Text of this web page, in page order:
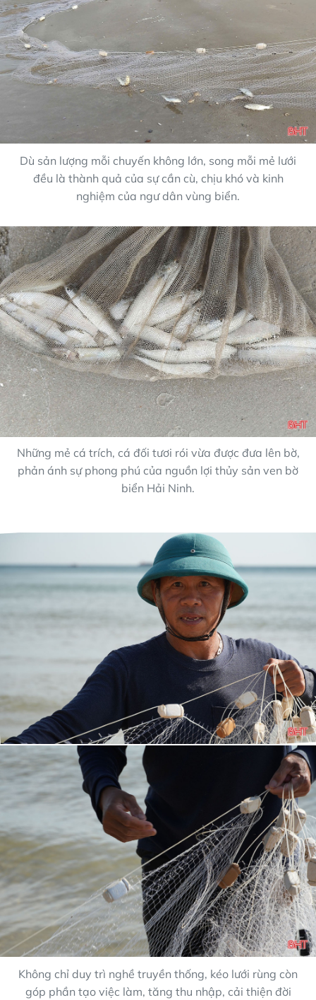
Dù sản lượng mỗi chuyến không lớn, song mỗi mẻ lưới
đều là thành quả của sự cần cù, chịu khó và kinh
nghiệm của ngư dân vùng biển.
Những mẻ cá trích, cá đối tươi rói vừa được đưa lên bờ,
phản ánh sự phong phú của nguồn lợi thủy sản ven bờ
biển Hải Ninh.
Không chỉ duy trì nghề truyền thống, kéo lưới rùng còn
góp phần tạo việc làm, tăng thu nhập, cải thiện đời